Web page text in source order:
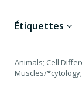
Étiquettes
Animals; Cell
Muscles/